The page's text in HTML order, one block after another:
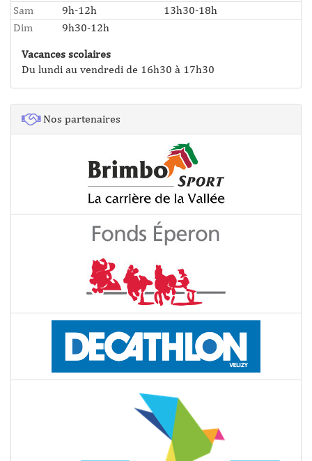
Sam
9h-12h
13h30-18h
Dim
9h30-12h
Vacances scolaires
Du lundi au vendredi de 16h30 à 17h30
Nos partenaires